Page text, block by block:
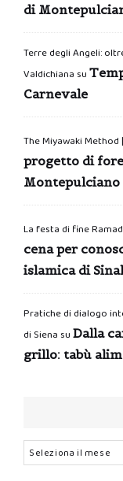
di
Terre degli Angeli:
Valdichiana su
Carnevale
The Miyawaki
progetto di
Montepulciano
La festa di fine
cena per
islamica di
Pratiche di dialogo
di Siena su Dalla
grillo: tabù
Archivi